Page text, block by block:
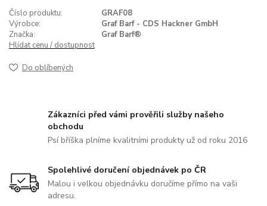
Číslo produktu:
GRAF08
Výrobce:
Graf Barf - CDS Hackner GmbH
Značka:
Graf Barf®
Hlídat cenu / dostupnost
Do oblíbených
Zákazníci před vámi prověřili služby našeho
obchodu
Psí bříška plníme kvalitními produkty už od roku 2016
Spolehlivé doručení objednávek po ČR
Malou i velkou objednávku doručíme přímo na vaši
adresu.